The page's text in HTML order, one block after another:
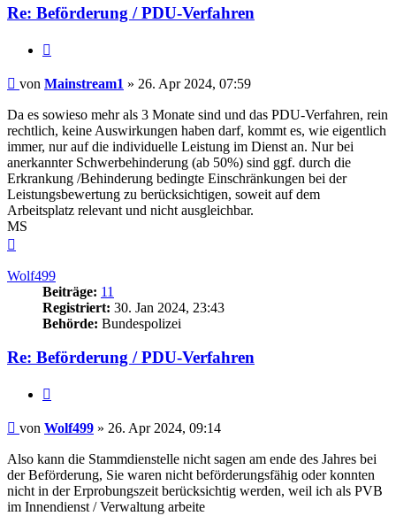
Re: Beförderung / PDU-Verfahren
Beitrag
von Mainstream1 » 26. Apr 2024, 07:59
Da es sowieso mehr als 3 Monate sind und das PDU-Verfahren, rein
rechtlich, keine Auswirkungen haben darf, kommt es, wie eigentlich
immer, nur auf die individuelle Leistung im Dienst an. Nur bei
anerkannter Schwerbehinderung (ab 50%) sind ggf. durch die
Erkrankung /Behinderung bedingte Einschränkungen bei der
Leistungsbewertung zu berücksichtigen, soweit auf dem
Arbeitsplatz relevant und nicht ausgleichbar.
MS
Wolf499
Beiträge: 11
Registriert: 30. Jan 2024, 23:43
Behörde: Bundespolizei
Re: Beförderung / PDU-Verfahren
Beitrag
von Wolf499 » 26. Apr 2024, 09:14
Also kann die Stammdienstelle nicht sagen am ende des Jahres bei
der Beförderung, Sie waren nicht beförderungsfähig oder konnten
nicht in der Erprobungszeit berücksichtig werden, weil ich als PVB
im Innendienst / Verwaltung arbeite